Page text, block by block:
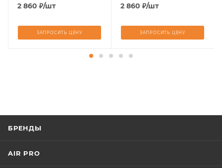
2 860 ₽/шт
ЗАПРОСИТЬ ЦЕНУ
2 860 ₽/шт
ЗАПРОСИТЬ ЦЕНУ
БРЕНДЫ
AIR PRO